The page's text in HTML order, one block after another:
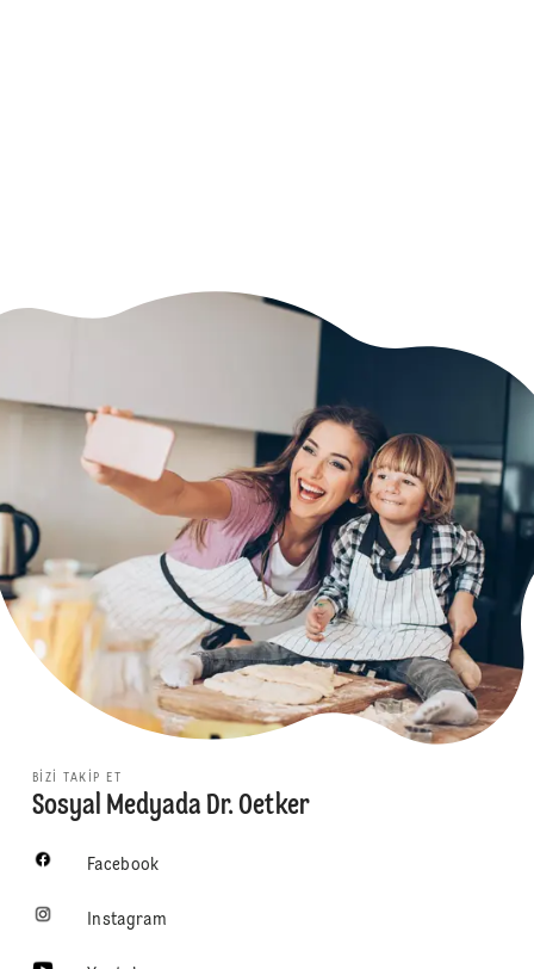
BIZI TAKIP ET
Sosyal Medyada Dr. Oetker
Facebook
Instagram